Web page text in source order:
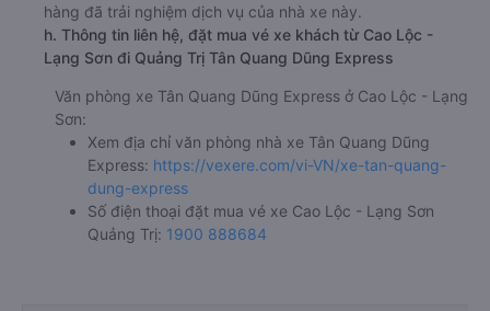
hàng đã trải nghiệm dịch vụ của nhà xe này.
h. Thông tin liên hệ, đặt mua vé xe khách từ Cao Lộc -
Lạng Sơn đi Quảng Trị Tân Quang Dũng Express
Văn phòng xe Tân Quang Dũng Express ở Cao Lộc - Lạng
Sơn:
Xem địa chỉ văn phòng nhà xe Tân Quang Dũng
Express: https://vexere.com/vi-VN/xe-tan-quang-
dung-express
Số điện thoại đặt mua vé xe Cao Lộc - Lạng Sơn
Quảng Trị: 1900 888684